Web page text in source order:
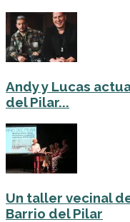
Andy y Lucas
del Pilar...
Un taller vecinal
Barrio del Pilar